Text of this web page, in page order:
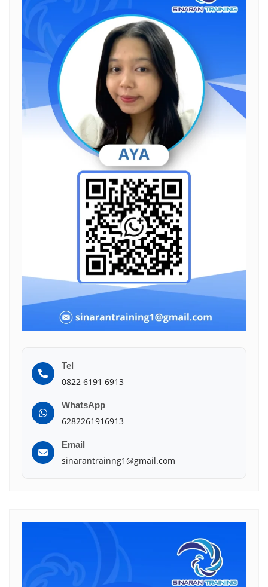
Tel
0822 6191 6913
WhatsApp
6282261916913
Email
sinarantrainng1@gmail.com